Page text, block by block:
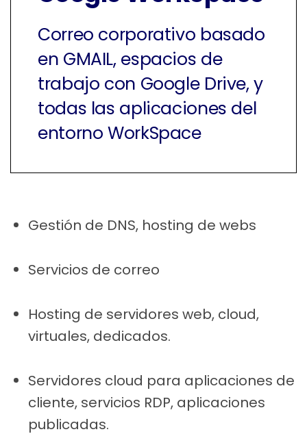
Correo corporativo basado
en GMAIL, espacios de
trabajo con Google Drive, y
todas las aplicaciones del
entorno WorkSpace
Gestión de DNS, hosting de webs
Servicios de correo
Hosting de servidores web, cloud,
virtuales, dedicados.
Servidores cloud para aplicaciones de
cliente, servicios RDP, aplicaciones
publicadas.